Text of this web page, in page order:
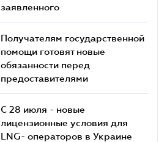
заявленного
Получателям государственной
помощи готовят новые
обязанности перед
предоставителями
С 28 июля - новые
лицензионные условия для
LNG- операторов в Украине